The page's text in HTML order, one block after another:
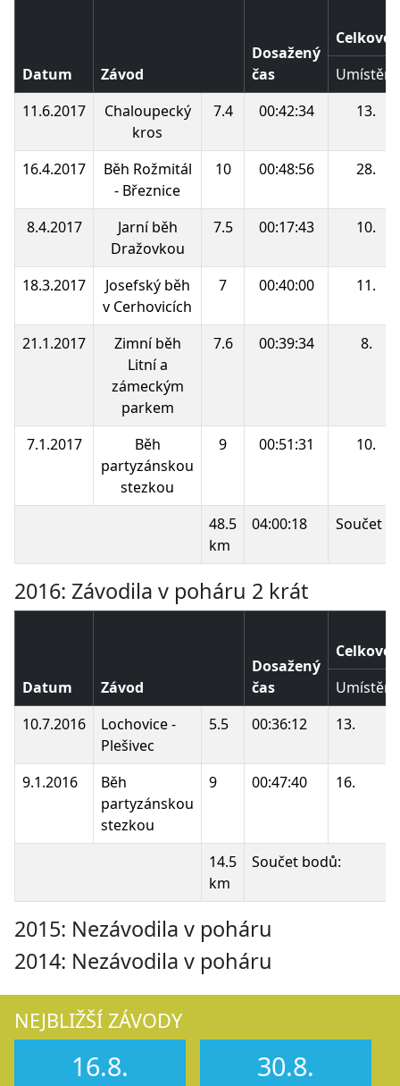
Datum Závod
Dosažený
čas
Celkové
Umístění
11.6.2017
Chaloupecký
kros
7.4 00:42:34 13.
16.4.2017
Běh Rožmitál
- Březnice
10 00:48:56 28.
8.4.2017
Jarní běh
Dražovkou
7.5 00:17:43 10.
18.3.2017
Josefský běh
v Cerhovicích
7 00:40:00 11.
21.1.2017
Zimní běh
Litní a
zámeckým
parkem
7.6 00:39:34 8.
7.1.2017
Běh
partyzánskou
stezkou
9 00:51:31 10.
48.5
km
04:00:18 Součet
2016: Závodila v poháru 2 krát
Datum Závod
Dosažený
čas
Celkové
Umístění
10.7.2016
Lochovice -
Plešivec
5.5 00:36:12 13.
9.1.2016
Běh
partyzánskou
stezkou
9 00:47:40 16.
14.5
km
Součet bodů:
2015: Nezávodila v poháru
2014: Nezávodila v poháru
NEJBLIŽŠÍ ZÁVODY
16.8. 30.8.